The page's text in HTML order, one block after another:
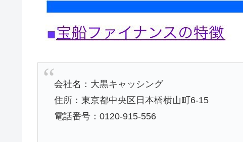
会社名：大黒キャッシング
住所：東京都中央区日本橋横山町6-15
電話番号：0120-915-556